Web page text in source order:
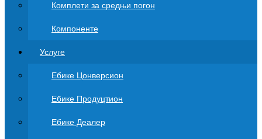
Комплети за средњи погон
Компоненте
Услуге
Ебике Цонверсион
Ебике Продуцтион
Ебике Деалер